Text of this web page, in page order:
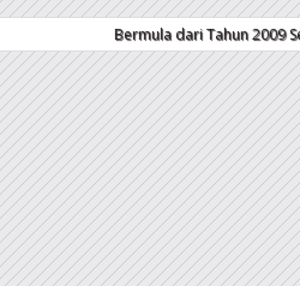
Bermula dari Tahun 2009